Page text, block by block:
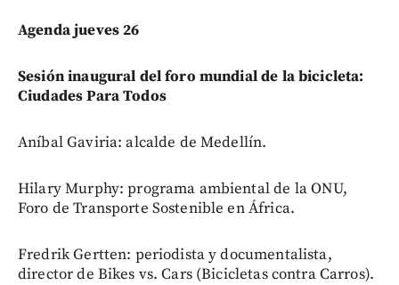
Agenda jueves 26
Sesión inaugural del foro mundial de la bicicleta:
Ciudades Para Todos
Aníbal Gaviria: alcalde de Medellín.
Hilary Murphy: programa ambiental de la ONU,
Foro de Transporte Sostenible en África.
Fredrik Gertten: periodista y documentalista,
director de Bikes vs. Cars (Bicicletas contra Carros).